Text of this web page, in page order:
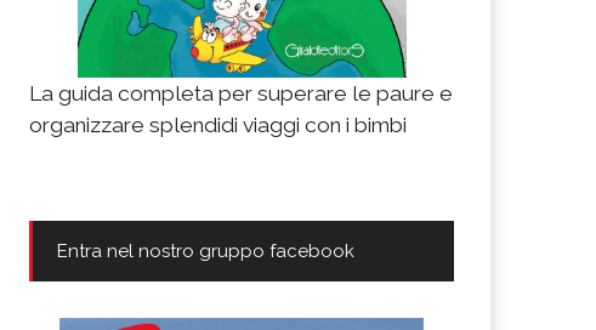
La guida completa per superare le paure e
organizzare splendidi viaggi con i bimbi
Entra nel nostro gruppo facebook